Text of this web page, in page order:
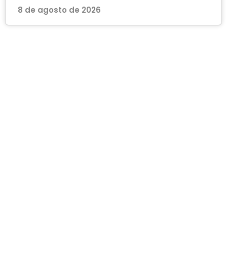
8 de agosto de 2026